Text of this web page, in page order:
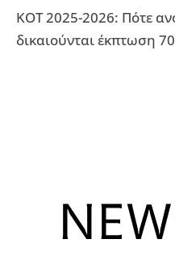
ΚΟΤ 2025-2026: Πότε
δικαιούνται έκπτωση